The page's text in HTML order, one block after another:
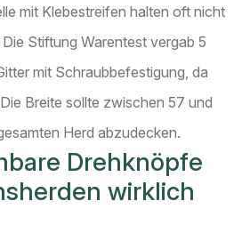
mit Klebestreifen halten oft nicht
Stiftung Warentest vergab 5
mit Schraubbefestigung, da
Breite sollte zwischen 57 und
Herd abzudecken.
Drehknöpfe
wirklich